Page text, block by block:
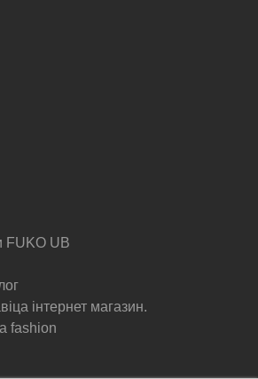
FUKO UB
інтернет магазин.
fashion